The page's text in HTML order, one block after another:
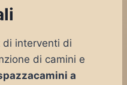
interventi di
di camini e
a